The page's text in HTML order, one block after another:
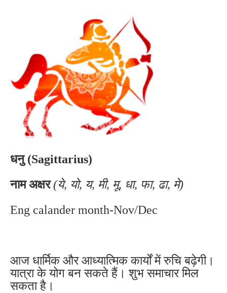
धनु (Sagittarius)
नाम अक्षर(ये, यो, य, मी, मू, धा, फा, ढा, मे)
Eng calander month-Nov/Dec
आज धार्मिक और आध्यात्मिक कार्यों में रुचि बढ़ेगी।
यात्रा के योग बन सकते हैं। शुभ समाचार मिल
सकता है।